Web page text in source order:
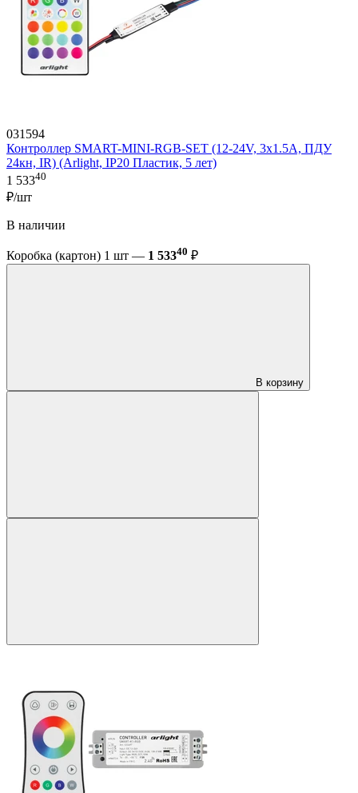
031594
Контроллер SMART-MINI-RGB-SET (12-24V, 3x1.5A, ПДУ
24кн, IR) (Arlight, IP20 Пластик, 5 лет)
1 53340
₽/шт
В наличии
Коробка (картон) 1 шт — 1 53340 ₽
В корзину